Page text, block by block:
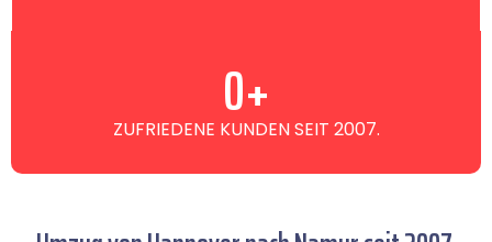
ZUFRIEDENE KUNDEN SEIT 2007.
0+